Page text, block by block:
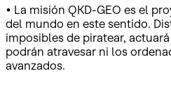
• La misión QKD-GEO es el
del mundo en este sentido.
imposibles de piratear,
podrán atravesar ni los
avanzados.